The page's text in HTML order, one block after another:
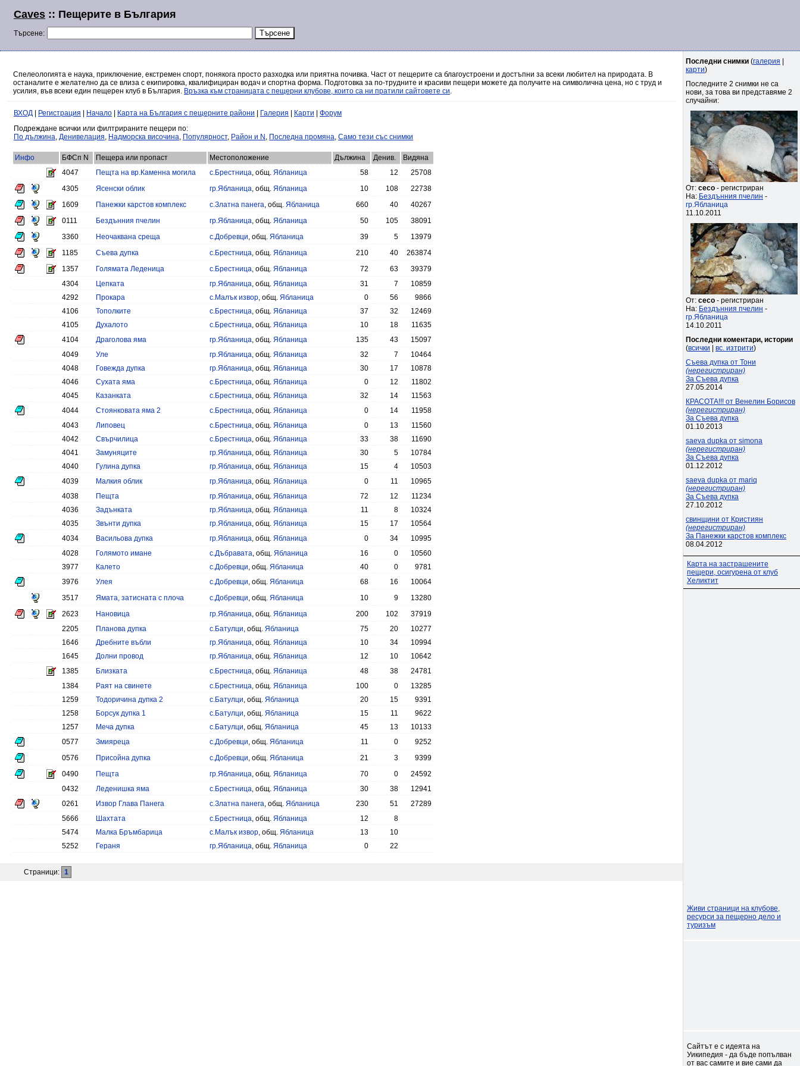
Caves :: Пещерите в България
Търсене:
Спелеологията е наука, приключение, екстремен спорт, понякога просто разходка или приятна почивка. Част от пещерите са благоустроени и достъпни за всеки любител на природата. В
останалите е желателно да се влиза с екипировка, квалифициран водач и спортна форма. Подготовка за по-трудните и красиви пещери можете да получите на символична цена, но с труд и
усилия, във всеки един пещерен клуб в България. Връзка към страницата с пещерни клубове, които са ни пратили сайтовете си.
ВХОД Регистрация Начало Карта на България с пещерните райони Галерия Карти
Форум
Подреждане всички или филтрираните пещери по:
По дължина, Денивелация, Надморска височина, Популярност, Район и N , Последна промяна, Само тези със снимки
Инфо БФСп N Пещера или пропаст Местоположение Дължина Денив.
Видяна
4047
Пещта на вр.Каменна могила с.Брестница, общ. Ябланица 58 12
25708
4305
Ясенски облик гр.Ябланица, общ. Ябланица 10 108
22738
1609
Панежки карстов комплекс с.Златна панега, общ. Ябланица 660 40
40267
0111
Бездънния пчелин гр.Ябланица, общ. Ябланица 50 105
38091
3360
Неочаквана среща с.Добревци, общ. Ябланица 39 5
13979
1185
Съева дупка с.Брестница, общ. Ябланица 210 40
263874
1357
Голямата Леденица с.Брестница, общ. Ябланица 72 63
39379
4304
Цепката гр.Ябланица, общ. Ябланица 31 7
10859
4292
Прокара с.Малък извор, общ. Ябланица 0 56
9866
4106
Тополките с.Брестница, общ. Ябланица 37 32
12469
4105
Духалото с.Брестница, общ. Ябланица 10 18
11635
4104
Драголова яма гр.Ябланица, общ. Ябланица 135 43
15097
4049
Уле гр.Ябланица, общ. Ябланица 32 7
10464
4048
Говежда дупка гр.Ябланица, общ. Ябланица 30 17
10878
4046
Сухата яма с.Брестница, общ. Ябланица 0 12
11802
4045
Казанката с.Брестница, общ. Ябланица 32 14
11563
4044
Стоянковата яма 2 с.Брестница, общ. Ябланица 0 14
11958
4043
Липовец с.Брестница, общ. Ябланица 0 13
11560
4042
Свърчилица с.Брестница, общ. Ябланица 33 38
11690
4041
Замуняците гр.Ябланица, общ. Ябланица 30 5
10784
4040
Гулина дупка гр.Ябланица, общ. Ябланица 15 4
10503
4039
Малкия облик гр.Ябланица, общ. Ябланица 0 11
10965
4038
Пещта гр.Ябланица, общ. Ябланица 72 12
11234
4036
Задънката гр.Ябланица, общ. Ябланица 11 8
10324
4035
Звънти дупка гр.Ябланица, общ. Ябланица 15 17
10564
4034
Васильова дупка гр.Ябланица, общ. Ябланица 0 34
10995
4028
Голямото имане с.Дъбравата, общ. Ябланица 16 0
10560
3977
Калето с.Добревци, общ. Ябланица 40 0
9781
3976
Улея с.Добревци, общ. Ябланица 68 16
10064
3517
Ямата, затисната с плоча с.Добревци, общ. Ябланица 10 9
13280
2623
Нановица гр.Ябланица, общ. Ябланица 200 102
37919
2205
Планова дупка с.Батулци, общ. Ябланица 75 20
10277
1646
Дребните въбли гр.Ябланица, общ. Ябланица 10 34
10994
1645
Долни провод гр.Ябланица, общ. Ябланица 12 10
10642
1385
Близката с.Брестница, общ. Ябланица 48 38
24781
1384
Раят на свинете с.Брестница, общ. Ябланица 100 0
13285
1259
Тодоричина дупка 2 с.Батулци, общ. Ябланица 20 15
9391
1258
Борсук дупка 1 с.Батулци, общ. Ябланица 15 11
9622
1257
Меча дупка с.Батулци, общ. Ябланица 45 13
10133
0577
Змияреца с.Добревци, общ. Ябланица 11 0
9252
0576
Присойна дупка с.Добревци, общ. Ябланица 21 3
9399
0490
Пещта гр.Ябланица, общ. Ябланица 70 0
24592
0432
Леденишка яма с.Брестница, общ. Ябланица 30 38
12941
0261
Извор Глава Панега с.Златна панега, общ. Ябланица 230 51
27289
5666
Шахтата с.Брестница, общ. Ябланица 12
8
5474
Малка Бръмбарица с.Малък извор, общ. Ябланица 13
10
5252
Гераня гр.Ябланица, общ. Ябланица 0 22
Страници: 1
Последни снимки (галерия
карти)
Последните 2 снимки не са
нови, за това ви представяме 2
случайни:
От: ceco - регистриран
На: Бездънния пчелин -
гр.Ябланица
11.10.2011
От: ceco - регистриран
На: Бездънния пчелин -
гр.Ябланица
14.10.2011
Последни коментари, истории
(всички вс. изтрити)
Съева дупка от Тони
(нерегистриран)
За Съева дупка
27.05.2014
КРАСОТА!!! от Венелин Борисов
(нерегистриран)
За Съева дупка
01.10.2013
saeva dupka от simona
(нерегистриран)
За Съева дупка
01.12.2012
saeva dupka от mariq
(нерегистриран)
За Съева дупка
27.10.2012
свинщини от Кристиян
(нерегистриран)
За Панежки карстов комплекс
08.04.2012
Карта на застрашените
пещери, осигурена от клуб
Хеликтит
Живи страници на клубове,
ресурси за пещерно дело и
туризъм
Сайтът е с идеята на
Уикипедия - да бъде попълван
от вас самите и вие сами да